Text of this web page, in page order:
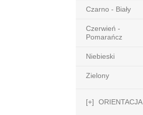
Czarno - Biały
Czerwień -
Pomarańcz
Niebieski
Zielony
[+] ORIENTACJA